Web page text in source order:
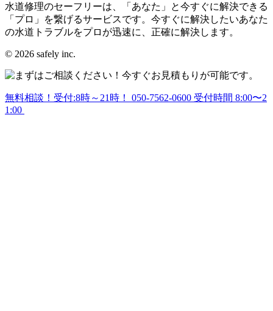
水道修理のセーフリーは、「あなた」と今すぐに解決できる
「プロ」を繋げるサービスです。今すぐに解決したいあなた
の水道トラブルをプロが迅速に、正確に解決します。
© 2026 safely inc.
無料相談！受付:8時～21時！ 050-7562-0600 受付時間 8:00〜2
1:00